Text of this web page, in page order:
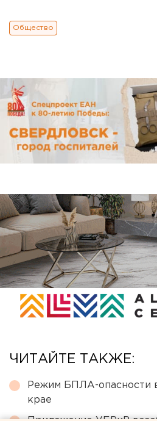
Общество
ЧИТАЙТЕ ТАКЖЕ:
Режим БПЛА-опасности
крае